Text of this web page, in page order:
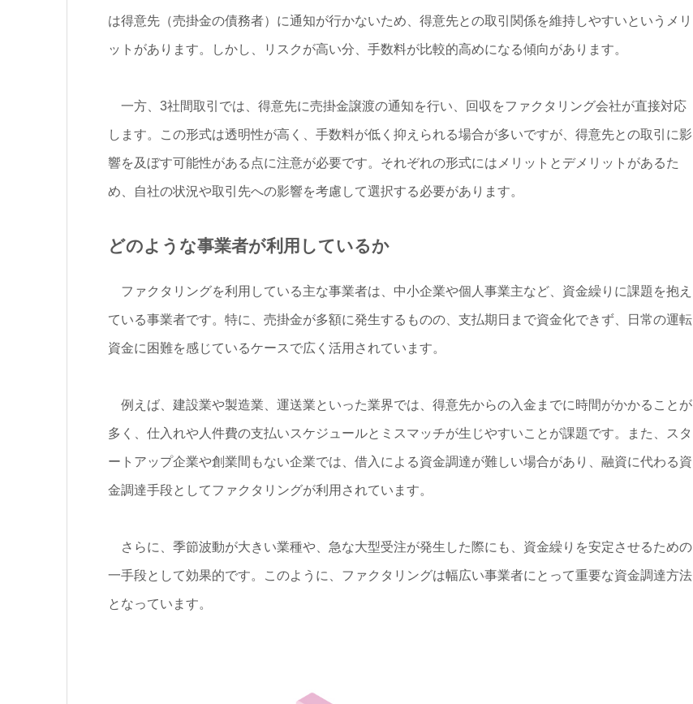
は得意先（売掛金の債務者）に通知が行かないため、得意先との取引関係を維持しやすいというメリ
ットがあります。しかし、リスクが高い分、手数料が比較的高めになる傾向があります。
一方、3社間取引では、得意先に売掛金譲渡の通知を行い、回収をファクタリング会社が直接対応
します。この形式は透明性が高く、手数料が低く抑えられる場合が多いですが、得意先との取引に影
響を及ぼす可能性がある点に注意が必要です。それぞれの形式にはメリットとデメリットがあるた
め、自社の状況や取引先への影響を考慮して選択する必要があります。
どのような事業者が利用しているか
ファクタリングを利用している主な事業者は、中小企業や個人事業主など、資金繰りに課題を抱え
ている事業者です。特に、売掛金が多額に発生するものの、支払期日まで資金化できず、日常の運転
資金に困難を感じているケースで広く活用されています。
例えば、建設業や製造業、運送業といった業界では、得意先からの入金までに時間がかかることが
多く、仕入れや人件費の支払いスケジュールとミスマッチが生じやすいことが課題です。また、スタ
ートアップ企業や創業間もない企業では、借入による資金調達が難しい場合があり、融資に代わる資
金調達手段としてファクタリングが利用されています。
さらに、季節波動が大きい業種や、急な大型受注が発生した際にも、資金繰りを安定させるための
一手段として効果的です。このように、ファクタリングは幅広い事業者にとって重要な資金調達方法
となっています。